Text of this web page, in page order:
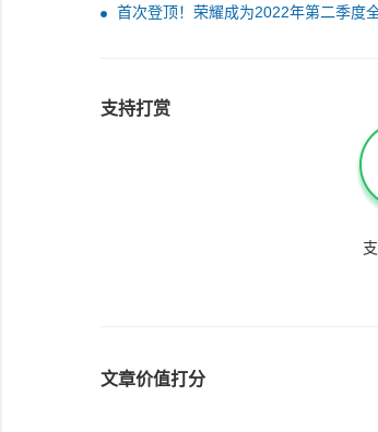
首次登顶！荣耀成为2022年第二季度
支持打赏
文章价值打分